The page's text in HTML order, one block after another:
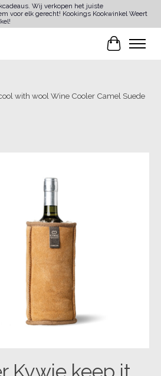
Wij verkopen het juiste
voor elk gerecht! Kookings Kookwinkel Weert
with wool Wine Cooler Camel Suede
Kywie keep it